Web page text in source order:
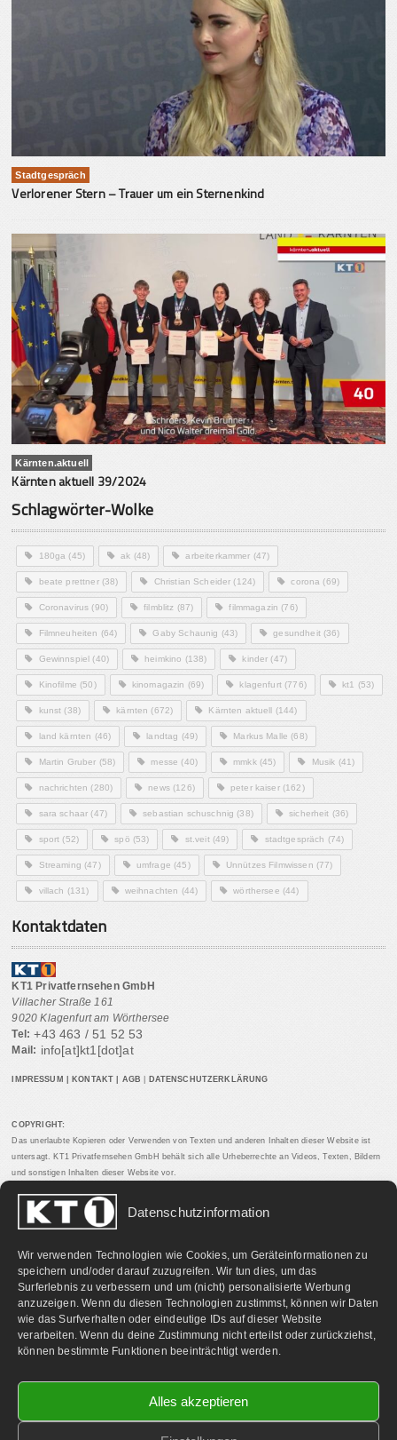
Datenschutzinformation
Wir verwenden Technologien wie Cookies, um Geräteinformationen zu
speichern und/oder darauf zuzugreifen. Wir tun dies, um das
Surferlebnis zu verbessern und um (nicht) personalisierte Werbung
anzuzeigen. Wenn du diesen Technologien zustimmst, können wir Daten
wie das Surfverhalten oder eindeutige IDs auf dieser Website
verarbeiten. Wenn du deine Zustimmung nicht erteilst oder zurückziehst,
können bestimmte Funktionen beeinträchtigt werden.
Alles akzeptieren
Stadtgespräch
Verlorener Stern – Trauer um ein Sternenkind
Kärnten.aktuell
Kärnten aktuell 39/2024
Schlagwörter-Wolke
180ga (45) ak (48) arbeiterkammer (47)
beate prettner(38) Christian Scheider (124) corona (69)
Coronavirus (90) filmblitz (87) filmmagazin (76)
Filmneuheiten (64) Gaby Schaunig (43) gesundheit(36)
Gewinnspiel (40) heimkino (138) kinder (47)
Kinofilme (50) kinomagazin (69) klagenfurt(776) kt1 (53)
kunst (38) kärnten (672) Kärnten aktuell (144)
land kärnten (46) landtag (49) Markus Malle (68)
Martin Gruber (58) messe (40) mmkk(45) Musik (41)
nachrichten (280) news(126) peter kaiser(162)
sara schaar (47) sebastian schuschnig (38) sicherheit (36)
sport (52) spö (53) st.veit(49) stadtgespräch (74)
Streaming (47) umfrage (45) Unnützes Filmwissen (77)
villach (131) weihnachten (44) wörthersee (44)
Kontaktdaten
KT1 Privatfernsehen GmbH
Villacher Straße 161
9020 Klagenfurt am Wörthersee
Tel: +43 463 / 51 52 53
Mail: info[at]kt1[dot]at
IMPRESSUM KONTAKT AGB DATENSCHUTZERKLÄRUNG
COPYRIGHT:
Das unerlaubte Kopieren oder Verwenden von Texten und anderen Inhalten dieser Website ist
untersagt. KT1 Privatfernsehen GmbH behält sich alle Urheberrechte an Videos, Texten, Bildern
und sonstigen Inhalten dieser Website vor.
PARTNERLINKS: